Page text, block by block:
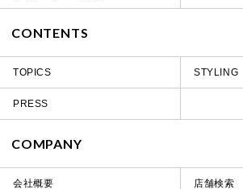
CONTENTS
TOPICS STYLING
PRESS
COMPANY
会社概要 店舗検索